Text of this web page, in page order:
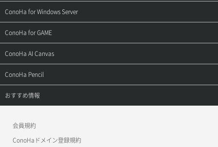
用語集
お問い合わせ
ご利用ガイド
お乗り換えガイド
よくある質問
サポートトップ
ご利用ガイド
APIドキュメントVPS2.0
APIドキュメントVPS3.0
ConoHa for Windows Server
サポートトップ
ご利用ガイド
APIドキュメントVPS2.0
APIドキュメントVPS3.0
ConoHa for GAME
サポートトップ
ご利用ガイド
ConoHa AI Canvas
サポートトップ
ご利用ガイド
ConoHa Pencil
サポートトップ
おすすめ情報
会員規約
ConoHaドメイン登録規約